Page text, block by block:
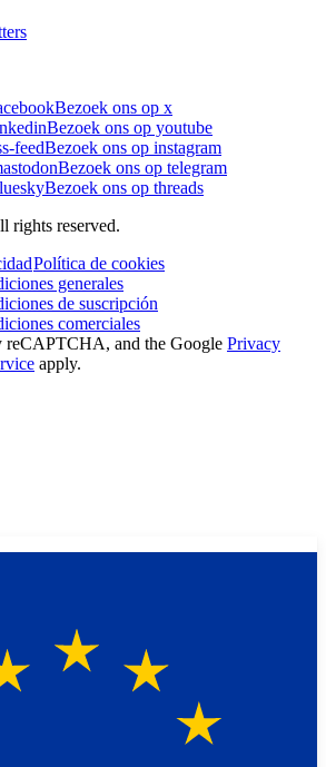
Bezoek ons op x
Bezoek ons op youtube
feedBezoek ons op instagram
Bezoek ons op telegram
Bezoek ons op threads
rights reserved.
Política de cookies
generales
de suscripción
comerciales
reCAPTCHA, and the Google Privacy
apply.